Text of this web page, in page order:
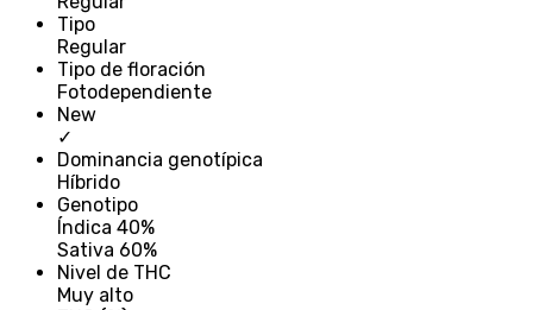
Tipo
Regular
Tipo de floración
Fotodependiente
New
✓
Dominancia genotípica
Híbrido
Genotipo
Índica 40%
Sativa 60%
Nivel de THC
Muy alto